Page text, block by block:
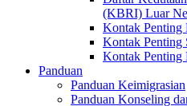
(KBRI) Luar
Kontak Penting
Kontak Penting
Kontak Penting
Panduan
Panduan Keimigrasian
Panduan Konseling